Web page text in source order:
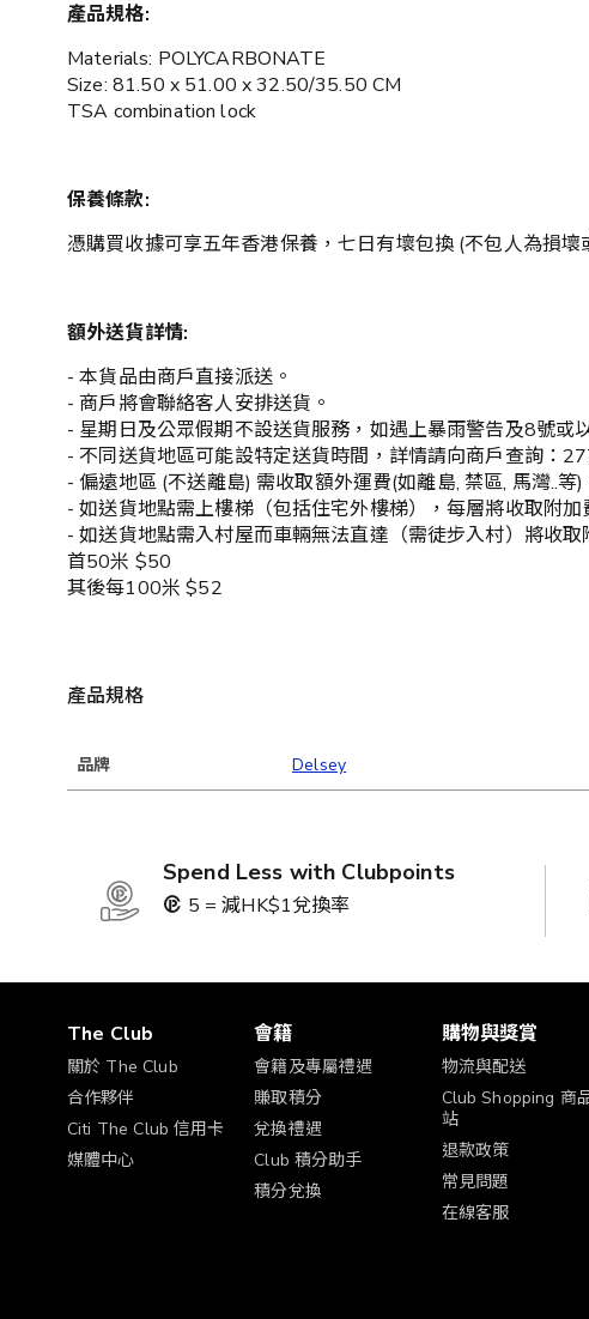
產品規格:
Materials: POLYCARBONATE
Size: 81.50 x 51.00 x 32.50/35.50 CM
TSA combination lock
保養條款:
憑購買收據可享五年香港保養，七日有壞包換 (不包人為損壞
額外送貨詳情:
- 本貨品由商戶直接派送。
- 商戶將會聯絡客人安排送貨。
- 星期日及公眾假期不設送貨服務，如遇上暴雨警告及8號或
- 不同送貨地區可能設特定送貨時間，詳情請向商戶查詢：
- 偏遠地區 (不送離島) 需收取額外運費(如離島, 禁區, 馬灣..
- 如送貨地點需上樓梯（包括住宅外樓梯），每層將收取附
- 如送貨地點需入村屋而車輛無法直達（需徒步入村）將收取
首50米 $50
其後每100米 $52
產品規格
品牌 Delsey
Spend Less with Clubpoints
5 = 減HK$1兌換率
The Club
關於 The Club
合作夥伴
Citi The Club 信用卡
媒體中心
會籍
會籍及專屬禮遇
賺取積分
兌換禮遇
Club 積分助手
積分兌換
購物與獎賞
物流與配送
Club Shopping 商
站
退款政策
常見問題
在線客服